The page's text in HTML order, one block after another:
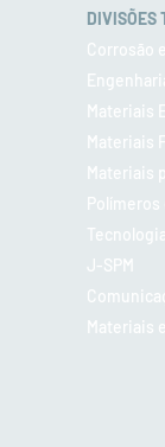
DIVISÕES
Corrosão
Materiais
Materiais
Materiais
J-SPM
Materiais